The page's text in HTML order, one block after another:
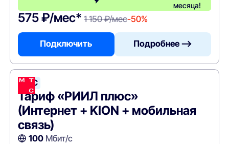
месяца!
575 ₽/мес* 1 150 ₽/мес-50%
Подключить Подробнее —>
МТС
Тариф «РИИЛ плюс»
(Интернет + KION + мобильная
связь)
100Мбит/с